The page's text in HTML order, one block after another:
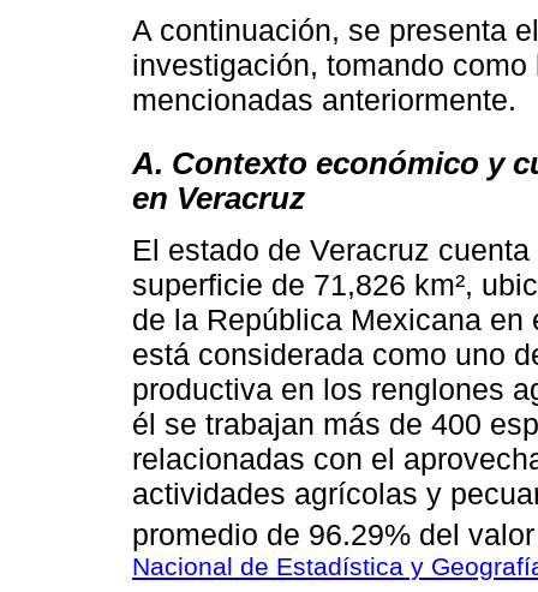
A continuación, se presenta
investigación, tomando
mencionadas anteriormente.
A. Contexto económico y
en Veracruz
El estado de Veracruz
superficie de 71,826 km²,
de la República Mexicana
está considerada como uno
productiva en los renglones
él se trabajan más de 400
relacionadas con el
actividades agrícolas y
promedio de 96.29% del
Nacional de Estadística y